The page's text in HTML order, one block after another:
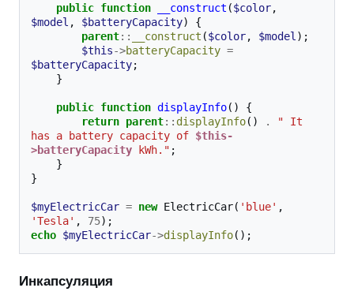
public function __construct ($color,
$model , $batteryCapacity)
{
parent:: __construct ($color, $model );
$this->batteryCapacity =
$batteryCapacity;
}
public function displayInfo()
{
return parent:: displayInfo() .
" It
has a battery capacity of $this-
>batteryCapacity kWh." ;
}
}
$myElectricCar = new ElectricCar( 'blue' ,
'Tesla' , 75);
echo $myElectricCar->displayInfo();
Инкапсуляция